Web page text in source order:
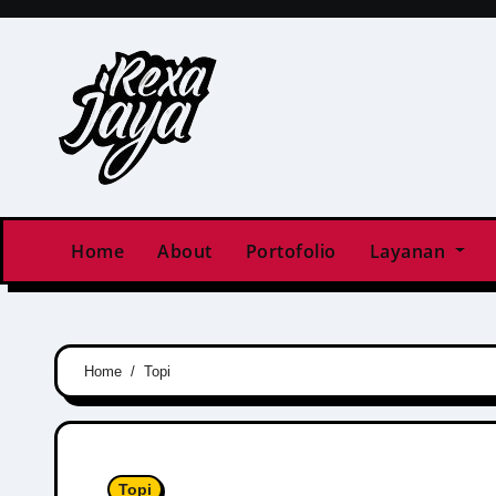
Skip
Home About Portofolio Layanan
Home Topi
Topi